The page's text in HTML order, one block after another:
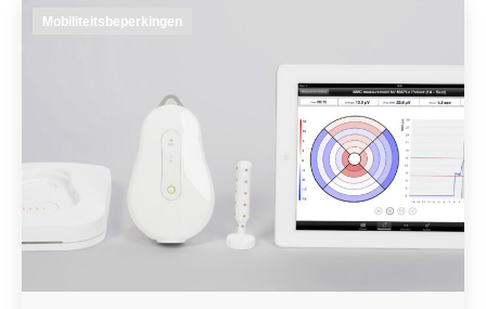
Mobiliteitsbeperkingen